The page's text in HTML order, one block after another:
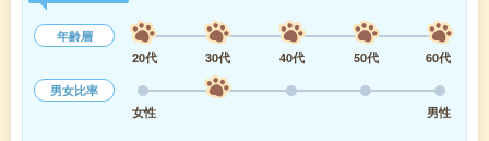
年齢層
20代
30代 40代 50代
60代
男女比率
女性
男性